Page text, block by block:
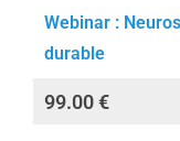
Webinar :
durable
99.00€